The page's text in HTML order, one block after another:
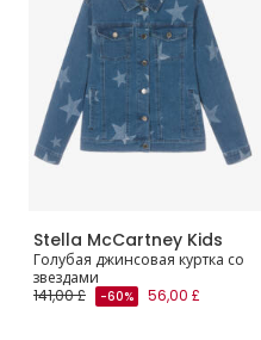
Stella McCartney Kids
Голубая джинсовая куртка со
звездами
141,00 £
-60% 56,00 £